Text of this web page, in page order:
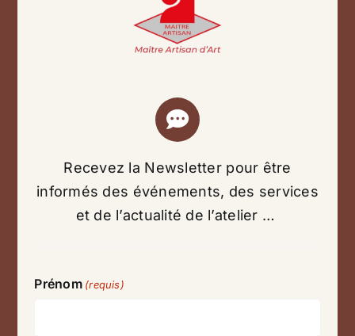
Recevez la Newsletter pour être
informés des événements, des services
et de l’actualité de l’atelier …
Prénom (requis)